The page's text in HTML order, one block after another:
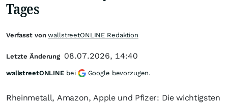
Tages
Rheinmetall, Amazon, Apple und Pfizer: Die wichtigsten
Verfasst vonwallstreetONLINE Redaktion
Letzte Änderung 08.07.2026, 14:40
wallstreetONLINE bei Google bevorzugen.